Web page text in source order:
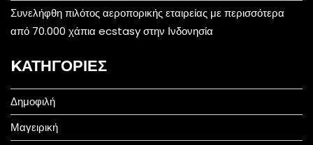
Συνελήφθη πιλότος αεροπορικής εταιρείας με περισσότερα
από 70.000 χάπια ecstasy στην Ινδονησία
KΑΤΗΓΟΡΊΕΣ
Δημοφιλή
Μαγειρική